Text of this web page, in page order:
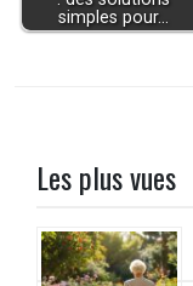
simples pour…
Les plus vues